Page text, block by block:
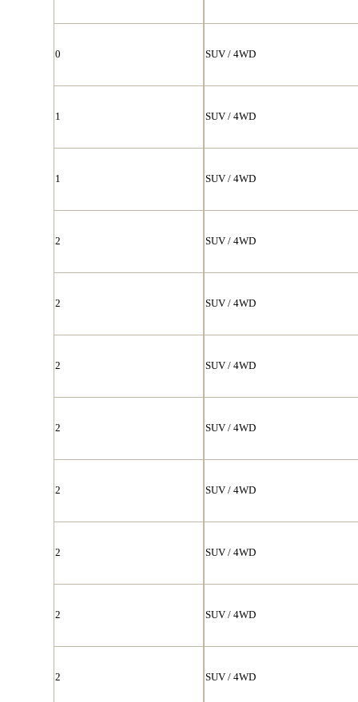
0 SUV / 4WD
1 SUV / 4WD
1 SUV / 4WD
2 SUV / 4WD
2 SUV / 4WD
2 SUV / 4WD
2 SUV / 4WD
2 SUV / 4WD
2 SUV / 4WD
2 SUV / 4WD
2 SUV / 4WD